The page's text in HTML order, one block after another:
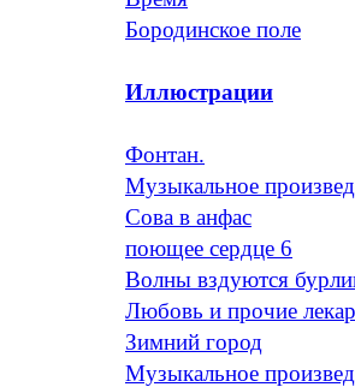
Бородинское поле
Иллюстрации
Фонтан.
Музыкальное
Сова в анфас
поющее сердце 6
Волны вздуются
Любовь и прочие
Зимний город
Музыкальное